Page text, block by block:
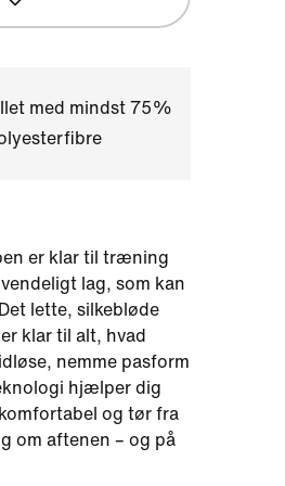
med mindst 75%
er klar til træning
lag, som kan
lette, silkebløde
klar til alt, hvad
nemme pasform
hjælper dig
og tør fra
om aftenen – og på